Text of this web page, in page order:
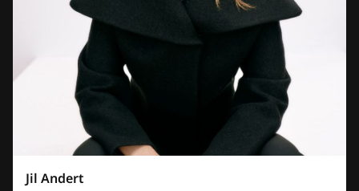
Jil Andert